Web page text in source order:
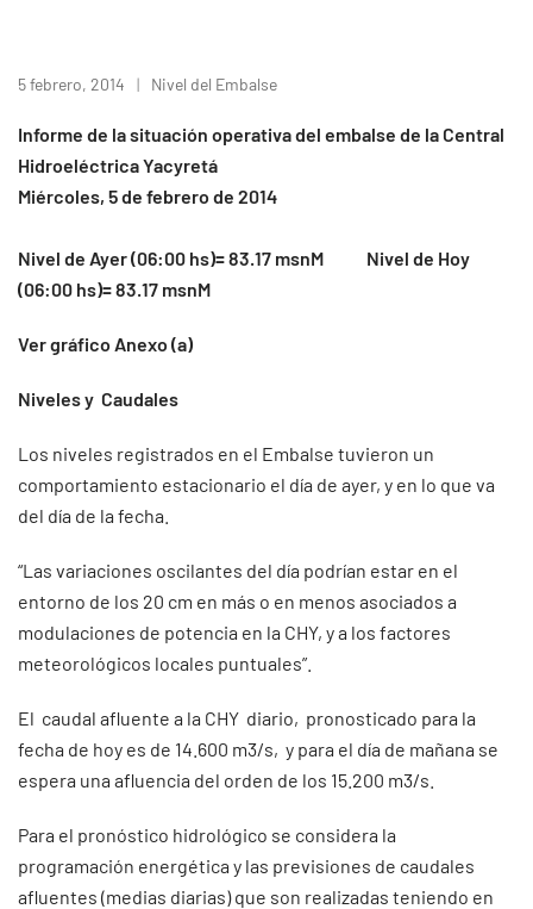
5 febrero, 2014 Nivel del Embalse
Informe de la situación operativa del embalse de la Central
Hidroeléctrica Yacyretá
Miércoles, 5 de febrero de 2014
Nivel de Ayer (06:00 hs)= 83.17 msnM Nivel de Hoy
(06:00 hs)= 83.17 msnM
Ver gráfico Anexo (a)
Niveles y Caudales
Los niveles registrados en el Embalse tuvieron un
comportamiento estacionario el día de ayer, y en lo que va
del día de la fecha.
“Las variaciones oscilantes del día podrían estar en el
entorno de los 20 cm en más o en menos asociados a
modulaciones de potencia en la CHY, y a los factores
meteorológicos locales puntuales”.
El caudal afluente a la CHY diario, pronosticado para la
fecha de hoy es de 14.600 m3/s, y para el día de mañana se
espera una afluencia del orden de los 15.200 m3/s.
Para el pronóstico hidrológico se considera la
programación energética y las previsiones de caudales
afluentes (medias diarias) que son realizadas teniendo en